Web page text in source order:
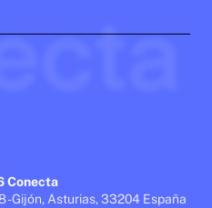
Conecta
- Gijón, Asturias, 33204 España